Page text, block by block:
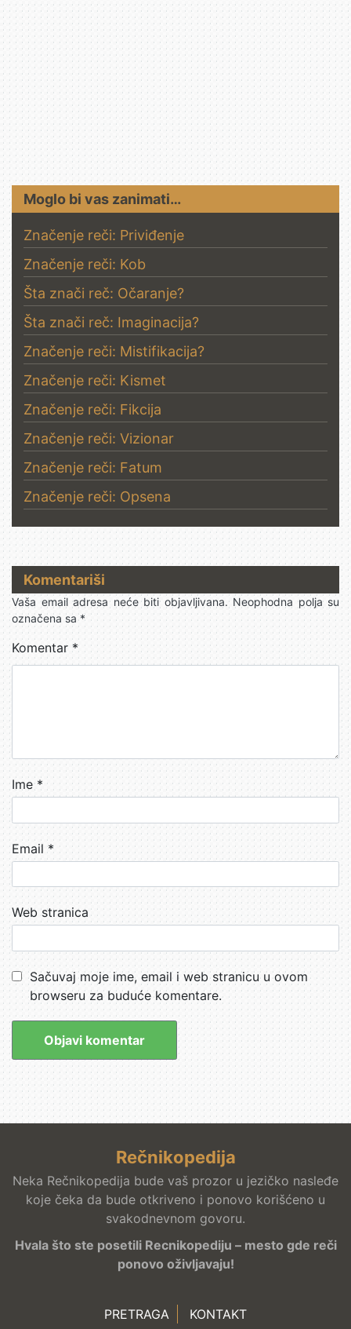
Moglo bi vas zanimati…
Značenje reči: Priviđenje
Značenje reči: Kob
Šta znači reč: Očaranje?
Šta znači reč: Imaginacija?
Značenje reči: Mistifikacija?
Značenje reči: Kismet
Značenje reči: Fikcija
Značenje reči: Vizionar
Značenje reči: Fatum
Značenje reči: Opsena
Komentariši
Vaša email adresa neće biti objavljivana. Neophodna polja su
označena sa*
Komentar *
Ime*
Email*
Web stranica
Sačuvaj moje ime, email i web stranicu u ovom
browseru za buduće komentare.
Rečnikopedija
Neka Rečnikopedija bude vaš prozor u jezičko nasleđe
koje čeka da bude otkriveno i ponovo korišćeno u
svakodnevnom govoru.
Hvala što ste posetili Recnikopediju – mesto gde reči
ponovo oživljavaju!
PRETRAGA KONTAKT